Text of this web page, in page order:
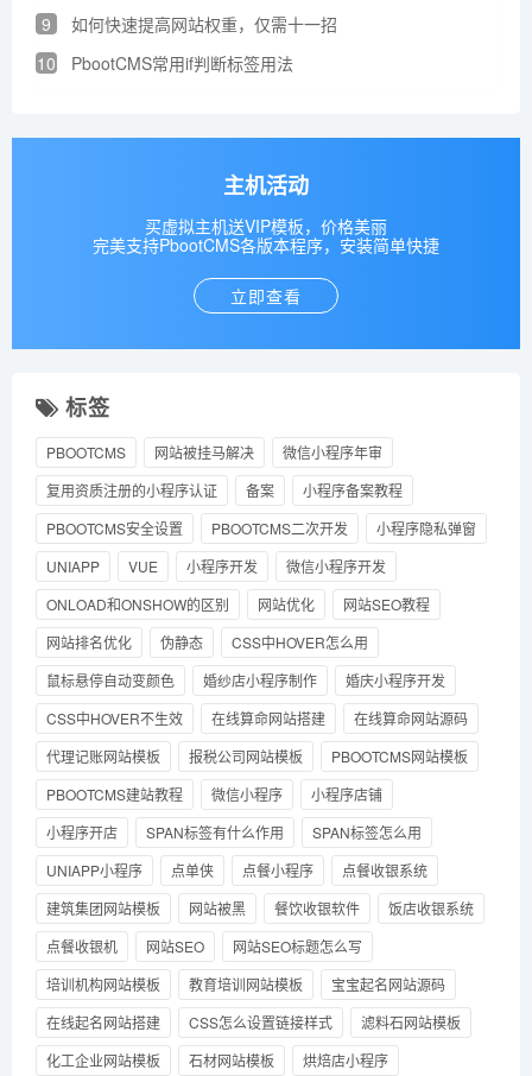
9
如何快速提高网站权重，仅需十一招
10
PbootCMS常用if判断标签用法
主机活动
买虚拟主机送VIP模板，价格美丽
完美支持PbootCMS各版本程序，安装简单快捷
立即查看
标签
PBOOTCMS 网站被挂马解决
微信小程序年审
复用资质注册的小程序认证
备案
小程序备案教程
PBOOTCMS安全设置
PBOOTCMS二次开发
小程序隐私弹窗
UNIAPP
VUE 小程序开发
微信小程序开发
ONLOAD和ONSHOW的区别
网站优化
网站SEO教程
网站排名优化
伪静态
CSS中HOVER怎么用
鼠标悬停自动变颜色
婚纱店小程序制作
婚庆小程序开发
CSS中HOVER不生效
在线算命网站搭建
在线算命网站源码
代理记账网站模板
报税公司网站模板
PBOOTCMS网站模板
PBOOTCMS建站教程
微信小程序
小程序店铺
小程序开店
SPAN标签有什么作用
SPAN标签怎么用
UNIAPP小程序
点单侠 点餐小程序
点餐收银系统
建筑集团网站模板
网站被黑 餐饮收银软件
饭店收银系统
点餐收银机
网站SEO
网站SEO标题怎么写
培训机构网站模板
教育培训网站模板
宝宝起名网站源码
在线起名网站搭建
CSS怎么设置链接样式
滤料石网站模板
化工企业网站模板
石材网站模板
烘焙店小程序